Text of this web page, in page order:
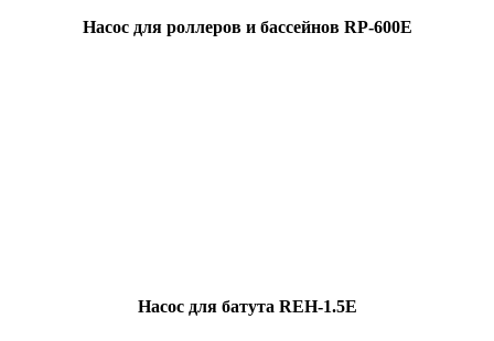
Насос для роллеров и бассейнов RP-600E
Насос для батута REH-1.5E